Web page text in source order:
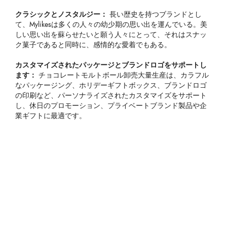
クラシックとノスタルジー： 長い歴史を持つブランドとし
て、Mylikesは多くの人々の幼少期の思い出を運んでいる。美
しい思い出を蘇らせたいと願う人々にとって、それはスナッ
ク菓子であると同時に、感情的な愛着でもある。
カスタマイズされたパッケージとブランドロゴをサポートし
ます： チョコレートモルトボール卸売大量生産は、カラフル
なパッケージング、ホリデーギフトボックス、ブランドロゴ
の印刷など、パーソナライズされたカスタマイズをサポート
し、休日のプロモーション、プライベートブランド製品や企
業ギフトに最適です。